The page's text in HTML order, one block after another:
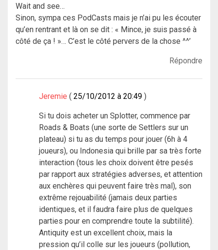
Wait and see…
Sinon, sympa ces PodCasts mais je n’ai pu les écouter
qu’en rentrant et là on se dit : « Mince, je suis passé à
côté de ça ! »… C’est le côté pervers de la chose ^^’
Répondre
Jeremie 25/10/2012 à 20:49
Si tu dois acheter un Splotter, commence par
Roads & Boats (une sorte de Settlers sur un
plateau) si tu as du temps pour jouer (6h à 4
joueurs), ou Indonesia qui brille par sa très forte
interaction (tous les choix doivent être pesés
par rapport aux stratégies adverses, et attention
aux enchères qui peuvent faire très mal), son
extrême rejouabilité (jamais deux parties
identiques, et il faudra faire plus de quelques
parties pour en comprendre toute la subtilité).
Antiquity est un excellent choix, mais la
pression qu’il colle sur les joueurs (pollution,